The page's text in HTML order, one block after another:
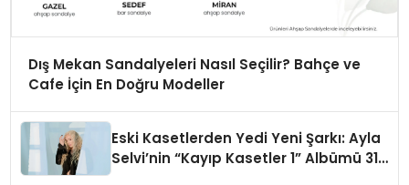
Dış Mekan Sandalyeleri Nasıl Seçilir? Bahçe ve
Cafe İçin En Doğru Modeller
Eski Kasetlerden Yedi Yeni Şarkı: Ayla
Selvi’nin “Kayıp Kasetler 1” Albümü 31